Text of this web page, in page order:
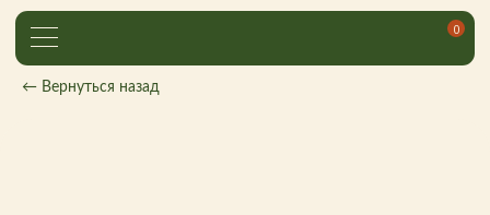
← Вернуться назад